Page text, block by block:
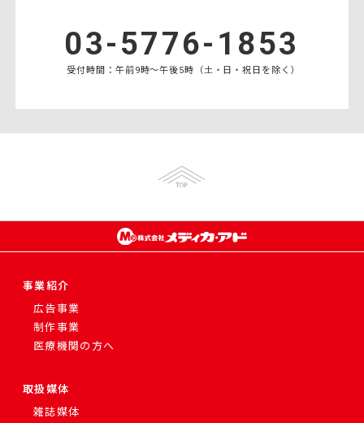
03-5776-1853
受付時間：午前9時〜午後5時（土・日・祝日を除く）
事業紹介
広告事業
制作事業
医療機関の方へ
取扱媒体
雑誌媒体